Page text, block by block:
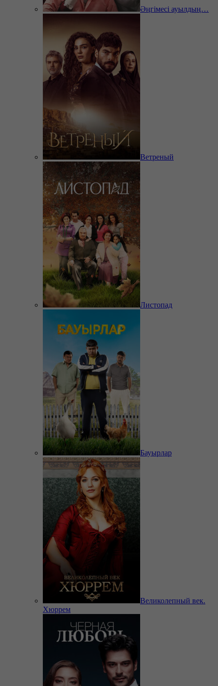
Әңгімесі ауылдың…
Ветреный
Листопад
Бауырлар
Великолепный век.
Хюррем